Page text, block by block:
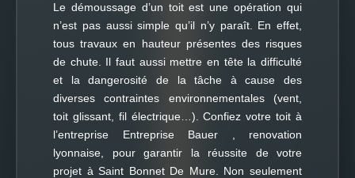
Le démoussage d’un toit est une opération qui
n’est pas aussi simple qu’il n’y paraît. En effet,
tous travaux en hauteur présentes des risques
de chute. Il faut aussi mettre en tête la difficulté
et la dangerosité de la tâche à cause des
diverses contraintes environnementales (vent,
toit glissant, fil électrique…). Confiez votre toit à
l’entreprise Entreprise Bauer , renovation
lyonnaise, pour garantir la réussite de votre
projet à Saint Bonnet De Mure. Non seulement